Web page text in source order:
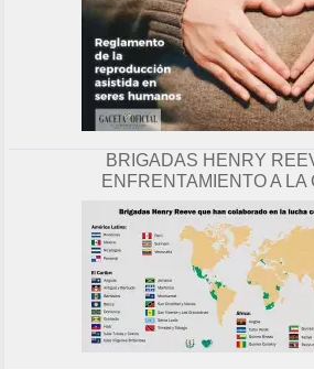
BRIGADAS HENRY
ENFRENTAMIENTO A LA